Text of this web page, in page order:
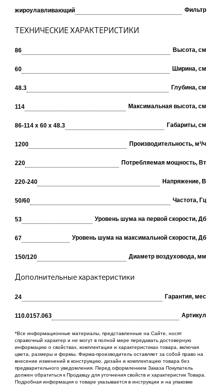
жироулавливающий Фильтр
ТЕХНИЧЕСКИЕ ХАРАКТЕРИСТИКИ
86 Высота, см
60 Ширина, см
48.3 Глубина, см
114 Максимальная высота, см
86-114 х 60 х 48.3 Габариты, см
1200 Производительность, м³/ч
220 Потребляемая мощность, Вт
220-240 Напряжение, В
50/60 Частота, Гц
53 Уровень шума на первой скорости, Дб
67 Уровень шума на максимальной скорости, Дб
150/120 Диаметр воздуховода, мм
Дополнительные характеристики
24 Гарантия, мес
110.0157.063 Артикул
*Все информационные материалы, представленные на Сайте, носят
справочный характер и не могут в полной мере передавать достоверную
информацию о свойствах, комплектации и характеристиках товара, включая
цвета, размеры и формы. Фирма-производитель оставляет за собой право на
внесение изменений в конструкцию, дизайн и комплектацию товара без
предварительного уведомления. Перед оформлением Заказа Покупатель
должен обратиться к Продавцу для уточнения свойств и характеристик Товара.
Подробная информация о товаре указывается в инструкции и на упаковке